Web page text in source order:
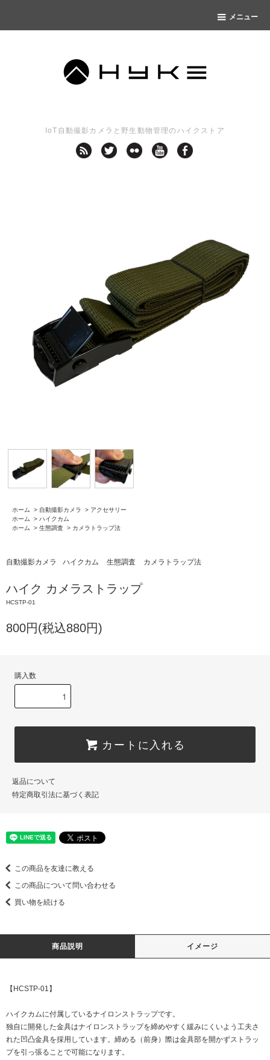
メニュー
IoT自動撮影カメラと野生動物管理のハイクストア
ホーム > 自動撮影カメラ > アクセサリー
ホーム
> ハイクカム
ホーム
> 生態調査 > カメラトラップ法
自動撮影カメラ ハイクカム 生態調査 カメラトラップ法
ハイク カメラストラップ
HCSTP-01
800円(税込880円)
購入数
カートに入れる
返品について
特定商取引法に基づく表記
この商品を友達に教える
この商品について問い合わせる
買い物を続ける
商品説明 イメージ
【HCSTP-01】
ハイクカムに付属しているナイロンストラップです。
独自に開発した金具はナイロンストラップを締めやすく緩みにくいよう工夫さ
れた凹凸金具を採用しています。締める（前身）際は金具部を開かずストラッ
プを引っ張ることで可能になります。